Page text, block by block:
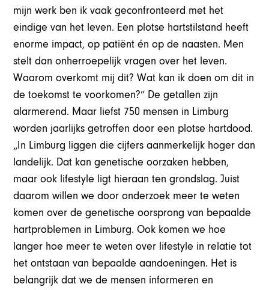
mijn werk ben ik vaak geconfronteerd met het
eindige van het leven. Een plotse hartstilstand heeft
enorme impact, op patiënt én op de naasten. Men
stelt dan onherroepelijk vragen over het leven.
Waarom overkomt mij dit? Wat kan ik doen om dit in
de toekomst te voorkomen?” De getallen zijn
alarmerend. Maar liefst 750 mensen in Limburg
worden jaarlijks getroffen door een plotse hartdood.
„In Limburg liggen die cijfers aanmerkelijk hoger dan
landelijk. Dat kan genetische oorzaken hebben,
maar ook lifestyle ligt hieraan ten grondslag. Juist
daarom willen we door onderzoek meer te weten
komen over de genetische oorsprong van bepaalde
hartproblemen in Limburg. Ook komen we hoe
langer hoe meer te weten over lifestyle in relatie tot
het ontstaan van bepaalde aandoeningen. Het is
belangrijk dat we de mensen informeren en